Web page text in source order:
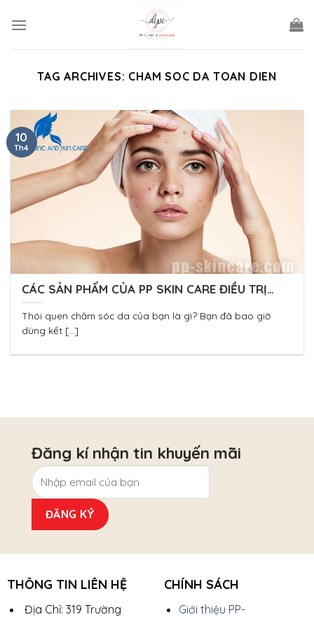
TAG ARCHIVES: CHAM SOC DA TOAN DIEN
CÁC SẢN PHẨM CỦA PP SKIN CARE ĐIỀU TRỊ
MỤN VÀ CẢI THIỆN NẾP NHĂN
Thói quen chăm sóc da của bạn là gì? Bạn đã bao giờ
dùng kết [...]
10
Th4
Đăng kí nhận tin khuyến mãi
THÔNG TIN LIÊN HỆ
Địa Chỉ: 319 Trường
CHÍNH SÁCH
Giới thiệu PP-